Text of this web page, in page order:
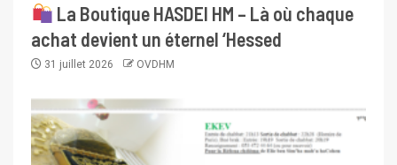
La Boutique HASDEI HM – Là où chaque
achat devient un éternel ‘Hessed
31 juillet 2026 OVDHM